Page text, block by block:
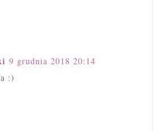
9 grudnia 2018 20:14
:)